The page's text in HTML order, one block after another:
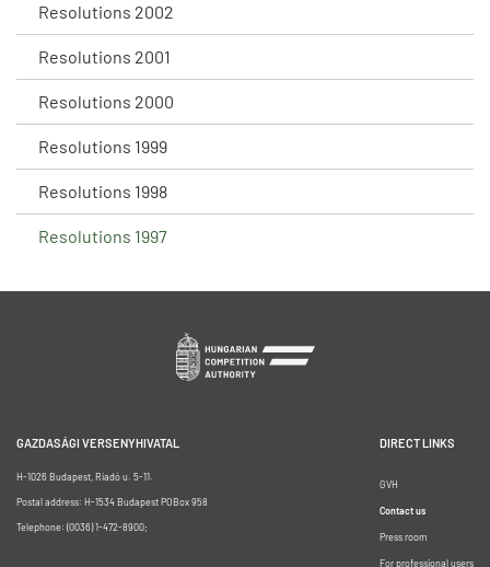
Resolutions 2002
Resolutions 2001
Resolutions 2000
Resolutions 1999
Resolutions 1998
Resolutions 1997
GAZDASÁGI VERSENYHIVATAL
H-1026 Budapest, Riadó u. 5-11.
Postal address: H-1534 Budapest POBox 958
Telephone: (0036) 1-472-8900;
DIRECT LINKS
GVH
Contact us
Press room
For professional users